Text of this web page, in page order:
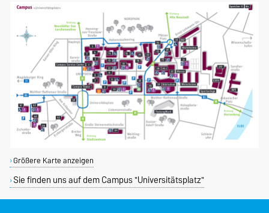
Größere Karte anzeigen
Sie finden uns auf dem Campus "Universitätsplatz"